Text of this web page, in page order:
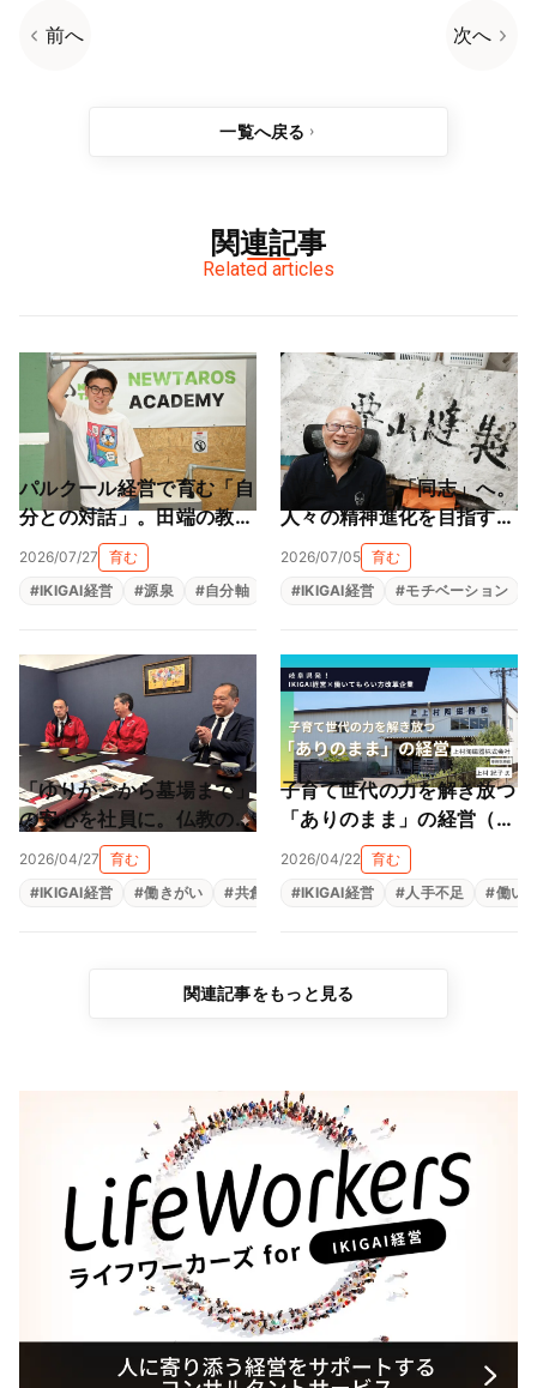
前へ 次へ
一覧へ戻る
関連記事
Related articles
パルクール経営で育む「自
分との対話」。田端の教室
が作る大人も子供も輝ける
居場所（NEWTAROS ）
2026/07/27
育む
#IKIGAI経営 #源泉 #自分軸 自己理解 #自律型人材育成
「道具」から「同志」へ。
人々の精神進化を目指す地
球黒字化経営（栗山縫製株
2026/07/05 育む
#IKIGAI経営 #モチベーション
「ゆりかごから墓場まで」
の安心を社員に。仏教の教
えと親心が育む「共にあ
る」経営（尾張陸運株式会
社）
2026/04/27
育む
#IKIGAI経営 #働きがい #共創 #生きがい 福利厚生 組織改革
子育て世代の力を解き放つ
「ありのまま」の経営（上
村陶磁器株式会社）
2026/04/22 育む
#IKIGAI経営 # 人手不足 #働い
関連記事をもっと見る